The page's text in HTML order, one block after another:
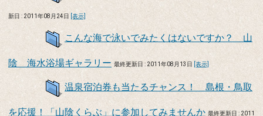
新日 : 2011年08月24日 [表示]
こんな海で泳いでみたくはないですか？ 山
陰 海水浴場ギャラリー 最終更新日 : 2011年08月13日 [表示]
温泉宿泊券も当たるチャンス！ 島根・鳥取
を応援！「山陰くらぶ」に参加してみませんか 最終更新日 : 2011